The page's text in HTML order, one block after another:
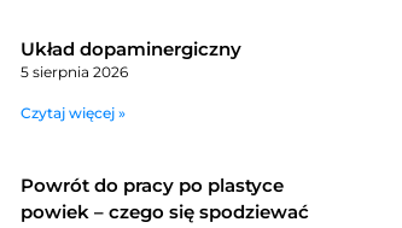
Układ dopaminergiczny
5 sierpnia 2026
Czytaj więcej »
Powrót do pracy po plastyce
powiek – czego się spodziewać